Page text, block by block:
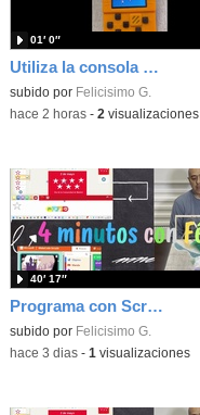
Utiliza la consola Meowbit de KIttenbot para jugar con tus programas MakeCode Arcade
Contenido educativo.
subido por Felicisimo G.
01′ 0″
-hace 2 horas- 2 visualizaciones
Programa con Scratch, 8 diferentes juegos para vivir la emoción de los partidos de España en el mundial 2026
Contenido educativo.
subido por Felicisimo G.
40′ 17″
-hace 3 dias- 1 visualizaciones